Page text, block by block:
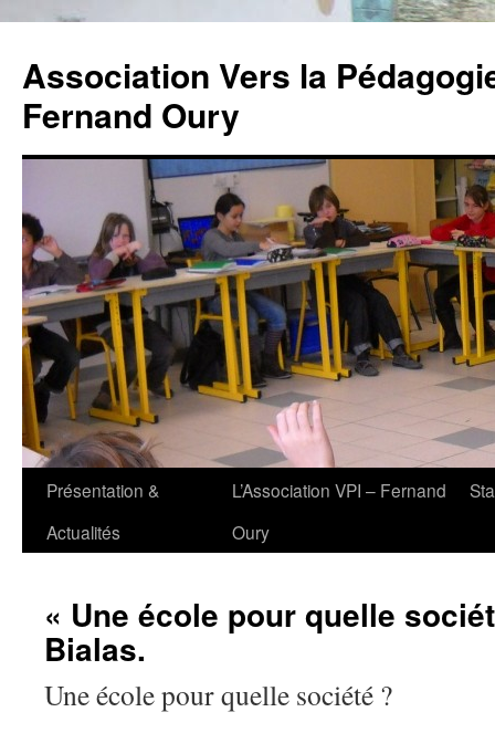
Association Vers la
Fernand Oury
Aller
Présentation &
Actualités
L’Association VPI – Fernand
Oury
« Une école pour quelle
Bialas.
Une école pour quelle société ?